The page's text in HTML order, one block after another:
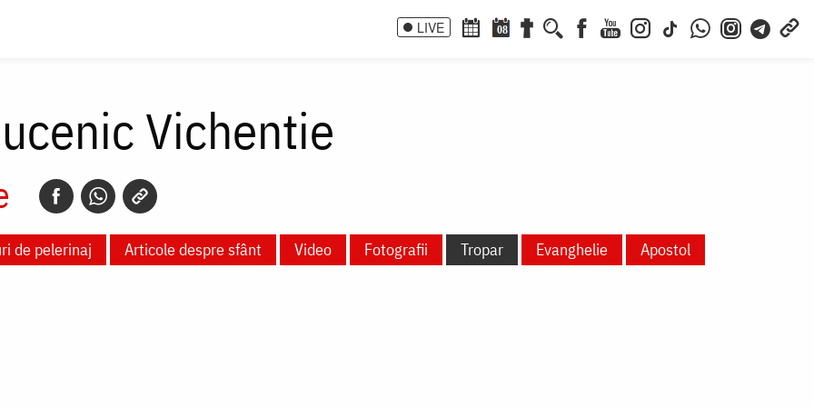
LIVE 08
Vichentie
de pelerinaj Articole despre sfânt Video Fotografii Tropar Evanghelie Apostol